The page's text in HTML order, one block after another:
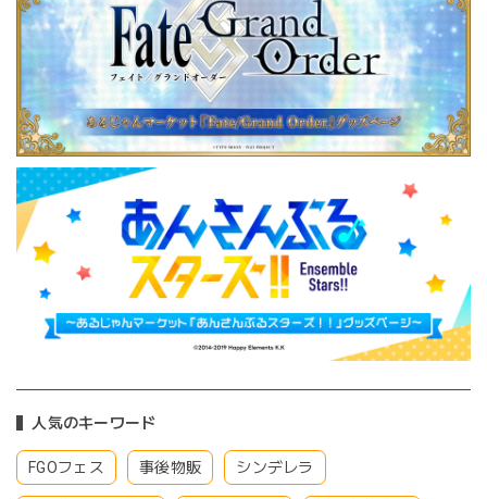
人気のキーワード
FGOフェス 事後物販 シンデレラ